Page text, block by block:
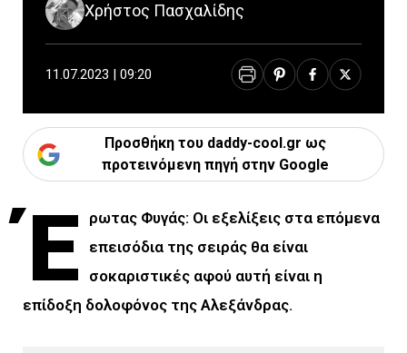
Χρήστος Πασχαλίδης
11.07.2023 | 09:20
Προσθήκη του daddy-cool.gr ως
προτεινόμενη πηγή στην Google
Έ
ρωτας Φυγάς: Οι εξελίξεις στα επόμενα
επεισόδια της σειράς θα είναι
σοκαριστικές αφού αυτή είναι η
επίδοξη δολοφόνος της Αλεξάνδρας.